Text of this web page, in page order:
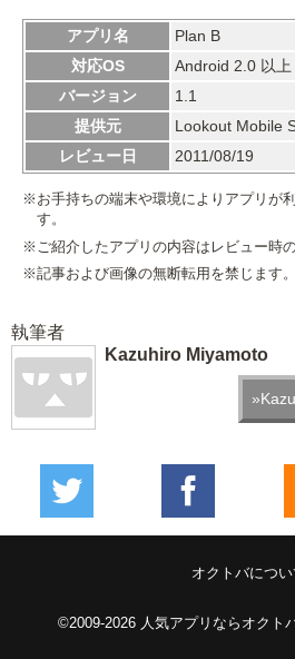
アプリ名
Plan B
対応OS
Android 2.0 以上
バージョン
1.1
提供元
Lookout Mobile
レビュー日
2011/08/19
※お手持ちの端末や環境によりアプリが
す。
※ご紹介したアプリの内容はレビュー時
※記事および画像の無断転用を禁じます。
執筆者
Kazuhiro Miyamoto
オクトバについ
©2009-2026 人気アプリならオクト